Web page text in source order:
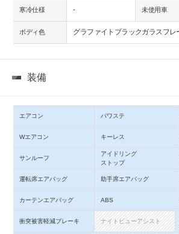
寒冷仕様 - 未使用車
ボディ色 グラファイトブラックガラスフレ
装備
エアコン パワステ
Wエアコン キーレス
サンルーフ
アイドリング
ストップ
運転席エアバッグ 助手席エアバッグ
カーテンエアバッグ ABS
衝突被害軽減ブレーキ ナイトビューアシスト